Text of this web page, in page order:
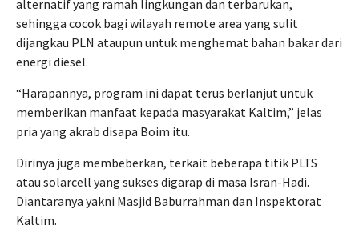
alternatif yang ramah lingkungan dan terbarukan,
sehingga cocok bagi wilayah remote area yang sulit
dijangkau PLN ataupun untuk menghemat bahan bakar dari
energi diesel.
“Harapannya, program ini dapat terus berlanjut untuk
memberikan manfaat kepada masyarakat Kaltim,” jelas
pria yang akrab disapa Boim itu.
Dirinya juga membeberkan, terkait beberapa titik PLTS
atau solarcell yang sukses digarap di masa Isran-Hadi.
Diantaranya yakni Masjid Baburrahman dan Inspektorat
Kaltim.